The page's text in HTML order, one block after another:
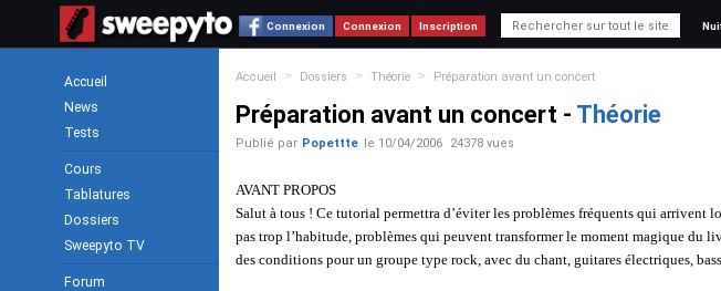
Connexion Connexion Inscription
Accueil
News
Tests
Cours
Tablatures
Dossiers
Sweepyto TV
Forum
Accueil > Dossiers > Théorie > Préparation avant un concert
Préparation avant un concert - Théorie
Publié par Popettte le 10/04/2006 24378 vues
AVANT PROPOS
Salut à tous ! Ce tutorial permettra d’éviter les problèmes fréquents qui arrivent
pas trop l’habitude, problèmes qui peuvent transformer le moment magique du
des conditions pour un groupe type rock, avec du chant, guitares électriques,